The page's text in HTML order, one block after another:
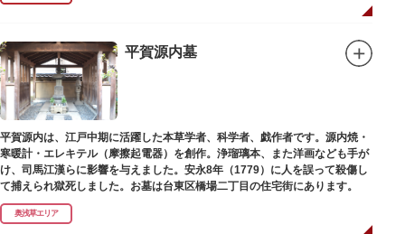
平賀源内墓
平賀源内は、江戸中期に活躍した本草学者、科学者、戯作者です。源内焼・
寒暖計・エレキテル（摩擦起電器）を創作。浄瑠璃本、また洋画なども手が
け、司馬江漢らに影響を与えました。安永8年（1779）に人を誤って殺傷し
て捕えられ獄死しました。お墓は台東区橋場二丁目の住宅街にあります。
奥浅草エリア